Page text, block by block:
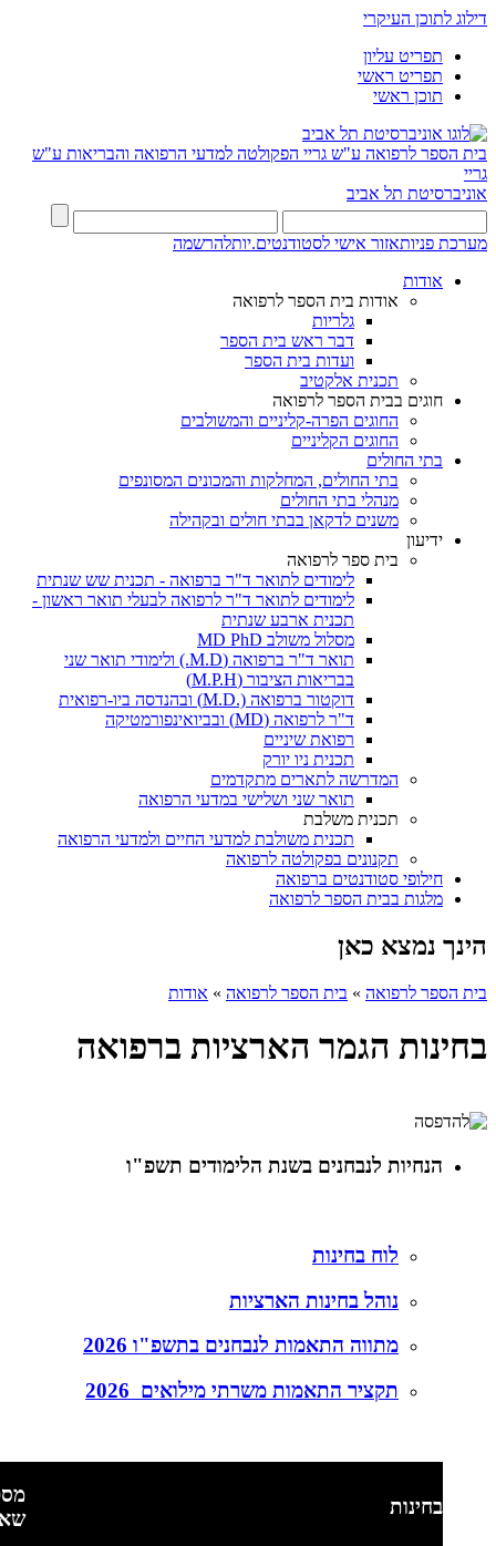
דילוג לתוכן העיקרי
תפריט עליון
תפריט ראשי
תוכן ראשי
בית הספר לרפואה ע"ש גריי הפקולטה למדעי הרפואה והבריאות ע"ש
גריי
אוניברסיטת תל אביב
מערכת פניותאזור אישי לסטודנטים.יותלהרשמה
אודות
אודות בית הספר לרפואה
גלריות
דבר ראש בית הספר
ועדות בית הספר
תכנית אלקטיב
חוגים בבית הספר לרפואה
החוגים הפרה-קליניים והמשולבים
החוגים הקליניים
בתי החולים
בתי החולים, המחלקות והמכונים המסונפים
מנהלי בתי החולים
משנים לדקאן בבתי חולים ובקהילה
ידיעון
בית ספר לרפואה
לימודים לתואר ד"ר ברפואה - תכנית שש שנתית
לימודים לתואר ד"ר לרפואה לבעלי תואר ראשון -
תכנית ארבע שנתית
מסלול משולב MD PhD
תואר ד"ר ברפואה (M.D.) ולימודי תואר שני
בבריאות הציבור (M.P.H)
דוקטור ברפואה (.M.D) ובהנדסה ביו-רפואית
ד"ר לרפואה (MD) ובביואינפורמטיקה
רפואת שיניים
תכנית ניו יורק
המדרשה לתארים מתקדמים
תואר שני ושלישי במדעי הרפואה
תכנית משלבת
תכנית משולבת למדעי החיים ולמדעי הרפואה
תקנונים בפקולטה לרפואה
חילופי סטודנטים ברפואה
מלגות בבית הספר לרפואה
הינך נמצא כאן
בית הספר לרפואה » בית הספר לרפואה » אודות
בחינות הגמר הארציות ברפואה
הנחיות לנבחנים בשנת הלימודים תשפ"ו
לוח בחינות
נוהל בחינות הארציות
מתווה התאמות לנבחנים בתשפ"ו 2026
תקציר התאמות משרתי מילואים 2026
בחינות